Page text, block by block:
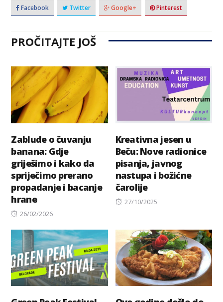
Facebook Twitter Google+ Pinterest
PROČITAJTE JOŠ
Zablude o čuvanju
banana: Gdje
griješimo i kako da
spriječimo prerano
propadanje i bacanje
hrane
Posted
26/02/2026
Kreativna jesen u
Beču: Nove radionice
pisanja, javnog
nastupa i božićne
čarolije
Posted
27/10/2025